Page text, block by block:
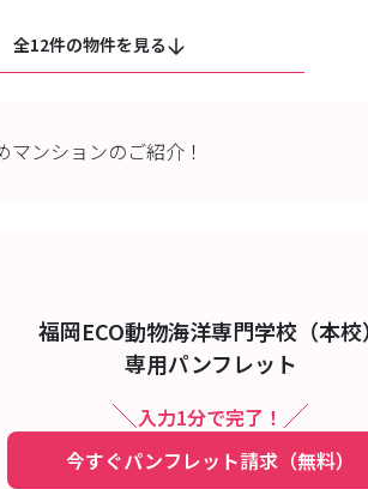
全12件の物件を見る
マンションのご紹介！
福岡ECO動物海洋専門学校（本校
専用パンフレット
入力1分で完了！
今すぐパンフレット請求（無料）